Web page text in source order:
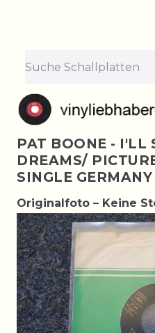
PAT BOONE - I'LL
DREAMS/
SINGLE GERMANY
Originalfoto – Keine